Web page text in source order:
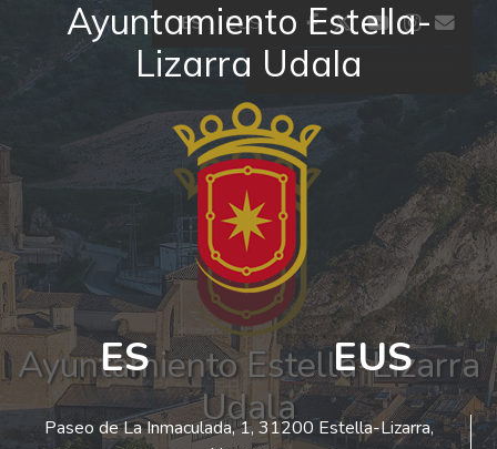
Ayuntamiento Estella-
Lizarra Udala
ES EUS
Paseo de La Inmaculada, 1, 31200 Estella-Lizarra,
Ir al contenido ES EUS facebook
twitter
youtube
El tiempo - Tutiempo.net
Ayuntamiento Estella-Lizarra
Udala